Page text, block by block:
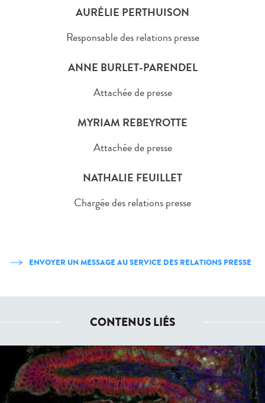
AURÉLIE PERTHUISON
Responsable des relations presse
ANNE BURLET-PARENDEL
Attachée de presse
MYRIAM REBEYROTTE
Attachée de presse
NATHALIE FEUILLET
Chargée des relations presse
ENVOYER UN MESSAGE AU SERVICE DES RELATIONS PRESSE
CONTENUS LIÉS